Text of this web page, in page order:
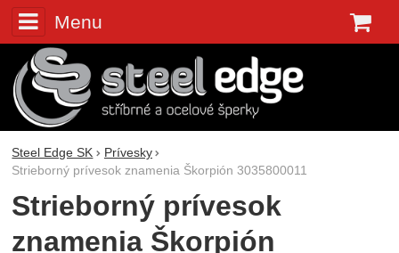
Menu
Steel Edge SK
Prívesky
Strieborný prívesok znamenia Škorpión 3035800011
Strieborný prívesok
znamenia Škorpión